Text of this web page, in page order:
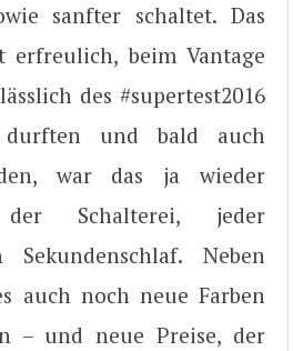
sanfter schaltet. Das
erfreulich, beim Vantage
des #supertest2016
und bald auch
war das ja wieder
Schalterei, jeder
Sekundenschlaf. Neben
auch noch neue Farben
– und neue Preise, der